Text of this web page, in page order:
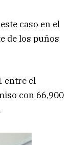
caso en el
de los puños
entre el
con 66,900